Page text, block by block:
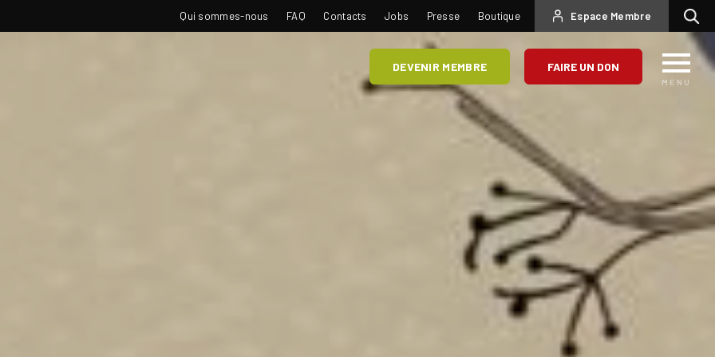
USER
ACCOUNT
MENU
Espace Membre
TOP
NAVIGATION
Qui sommes-nous FAQ Contacts Jobs Presse Boutique
DEVENIR MEMBRE FAIRE UN DON
MENU